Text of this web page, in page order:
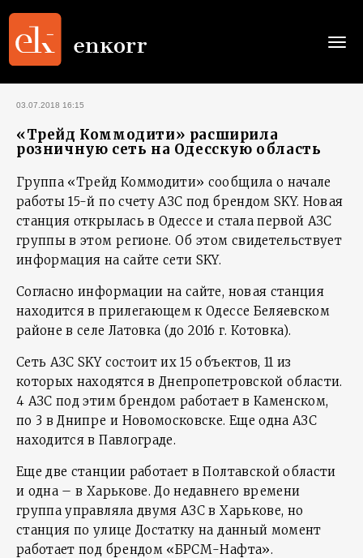
03.07.2018 16:15
«Трейд Коммодити» расширила
розничную сеть на Одесскую область
Группа «Трейд Коммодити» сообщила о начале
работы 15-й по счету АЗС под брендом SKY. Новая
станция открылась в Одессе и стала первой АЗС
группы в этом регионе. Об этом свидетельствует
информация на сайте сети SKY.
Согласно информации на сайте, новая станция
находится в прилегающем к Одессе Беляевском
районе в селе Латовка (до 2016 г. Котовка).
Сеть АЗС SKY состоит их 15 объектов, 11 из
которых находятся в Днепропетровской области.
4 АЗС под этим брендом работает в Каменском,
по 3 в Днипре и Новомосковске. Еще одна АЗС
находится в Павлограде.
Еще две станции работает в Полтавской области
и одна – в Харькове. До недавнего времени
группа управляла двумя АЗС в Харькове, но
станция по улице Достатку на данный момент
работает под брендом «БРСМ-Нафта».